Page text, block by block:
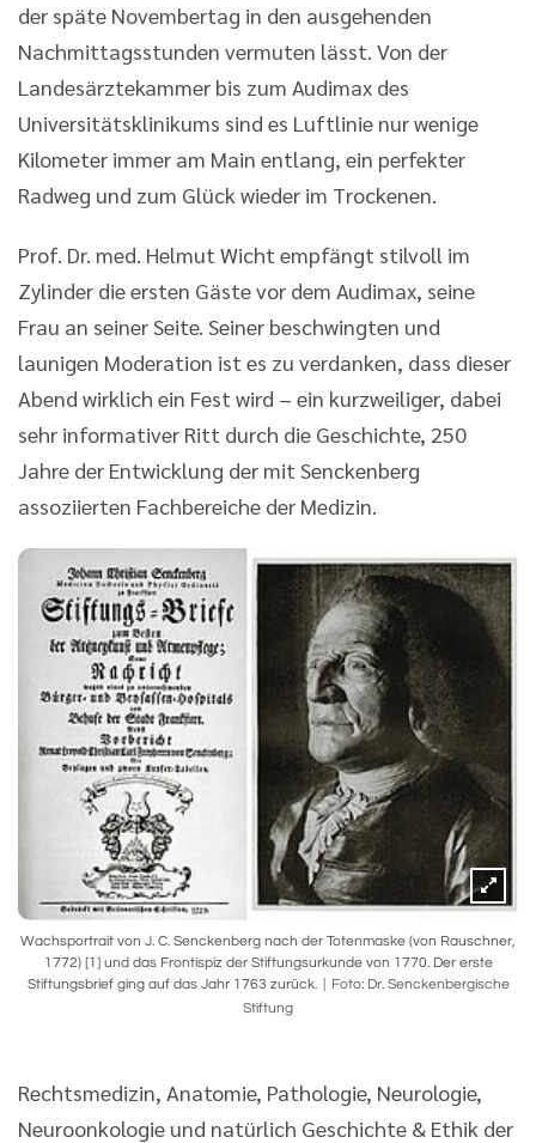
der späte Novembertag in den ausgehenden
Nachmittagsstunden vermuten lässt. Von der
Landesärztekammer bis zum Audimax des
Universitätsklinikums sind es Luftlinie nur wenige
Kilometer immer am Main entlang, ein perfekter
Radweg und zum Glück wieder im Trockenen.
Prof. Dr. med. Helmut Wicht empfängt stilvoll im
Zylinder die ersten Gäste vor dem Audimax, seine
Frau an seiner Seite. Seiner beschwingten und
launigen Moderation ist es zu verdanken, dass dieser
Abend wirklich ein Fest wird – ein kurzweiliger, dabei
sehr informativer Ritt durch die Geschichte, 250
Jahre der Entwicklung der mit Senckenberg
assoziierten Fachbereiche der Medizin.
Wachsportrait von J. C. Senckenberg nach der Totenmaske (von Rauschner,
1772) [1] und das Frontispiz der Stiftungsurkunde von 1770. Der erste
Stiftungsbrief ging auf das Jahr 1763 zurück.
Foto: Dr. Senckenbergische
Stiftung
Rechtsmedizin, Anatomie, Pathologie, Neurologie,
Neuroonkologie und natürlich Geschichte & Ethik der